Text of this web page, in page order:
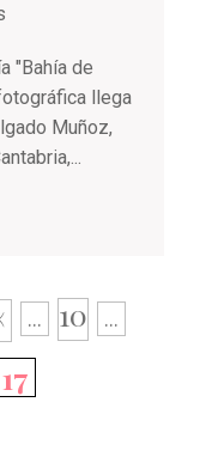
"Bahía de
llega
Muñoz,
... 10 ...
17